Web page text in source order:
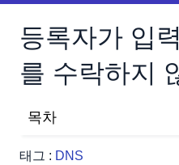
등록자가 입
를 수락하지
태그 : DNS
목차
합니까?